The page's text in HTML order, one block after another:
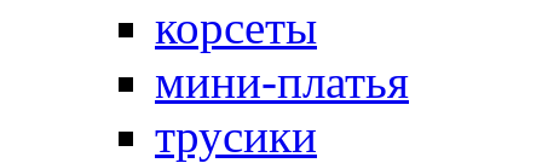
корсеты
мини-платья
трусики